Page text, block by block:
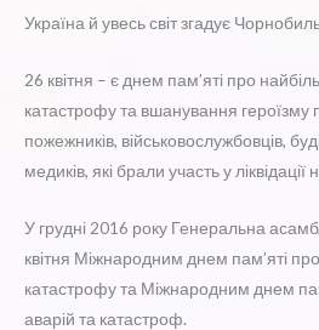
Україна й увесь світ згадує
26 квітня – є днем пам’яті про
катастрофу та вшанування
пожежників, військовослужбовців,
медиків, які брали участь у ліквідації
У грудні 2016 року Генеральна
квітня Міжнародним днем пам’яті
катастрофу та Міжнародним днем
аварій та катастроф.